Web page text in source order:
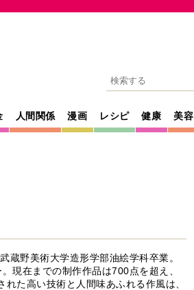
人間関係 漫画 レシピ 健康 美容
蔵野美術大学造形学部油絵学科卒業。
現在までの制作作品は700点を超え、
た高い技術と人間味あふれる作風は、